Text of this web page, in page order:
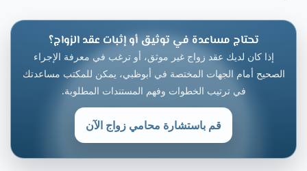
تحتاج مساعدة في توثيق أو إثبات عقد الزواج؟
إذا كان لديك عقد زواج غير موثق، أو ترغب في معرفة الإجراء
الصحيح أمام الجهات المختصة في أبوظبي، يمكن للمكتب مساعدتك
في ترتيب الخطوات وفهم المستندات المطلوبة.
قم باستشارة محامي زواج الآن